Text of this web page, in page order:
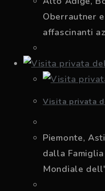
Oberrautner
affascinanti
Visita privata
Piemonte,
dalla
Mondiale